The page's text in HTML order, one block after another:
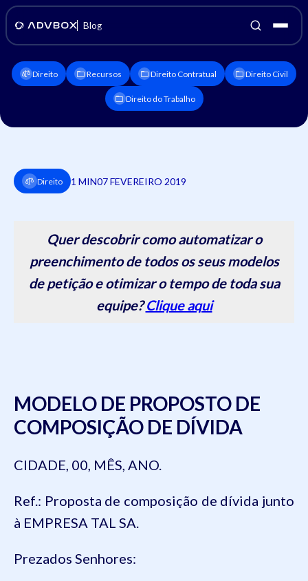
Blog
Direito Recursos Direito Contratual Direito Civil
Direito do Trabalho
Direito 1 MIN07 FEVEREIRO 2019
Quer descobrir como automatizar o
preenchimento de todos os seus modelos
de petição e otimizar o tempo de toda sua
equipe?Clique aqui
MODELO DE PROPOSTO DE
COMPOSIÇÃO DE DÍVIDA
CIDADE, 00, MÊS, ANO.
Ref.: Proposta de composição de dívida junto
à EMPRESA TAL SA.
Prezados Senhores: